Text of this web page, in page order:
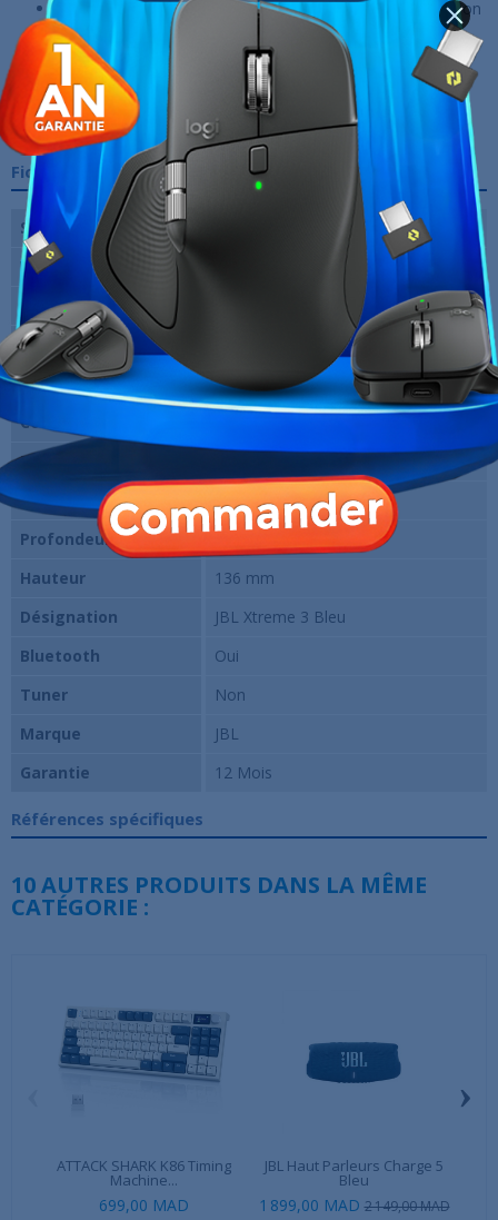
Conception résistante à l'eau et à la poussière (certification
IP67)
Batterie rechargeable : jusqu'à 15 heures d'autonomie
Fonction PowerBank avec deux ports USB (USB-C + USB-
A)
Sangle de transport incluse avec décapsuleur intégré
Fiche technique
Sans-fil
Wi-Fi
Autonomie
Type d'enceintes
Puissance (RMS)
100 W
Couleur
Fréquence
Largeur
298.5 mm
Profondeur
134 mm
Hauteur
136 mm
Désignation
JBL Xtreme 3 Bleu
Bluetooth
Oui
Tuner
Non
Marque
JBL
Garantie
12 Mois
Références spécifiques
10 AUTRES PRODUITS DANS LA MÊME
CATÉGORIE :
ATTACK SHARK K86 Timing
Machine...
699,00 MAD
JBL Haut Parleurs Charge 5
Bleu
1 899,00 MAD 2 149,00 MAD
›